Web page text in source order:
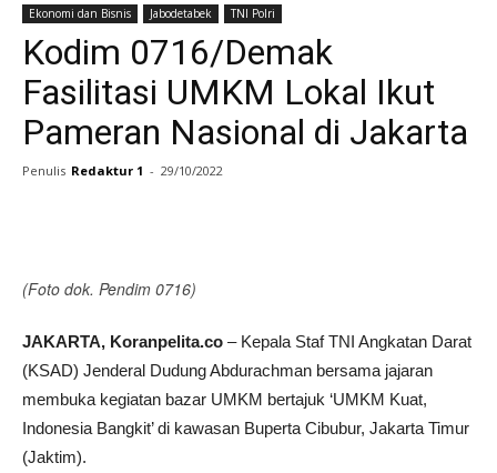
Ekonomi dan Bisnis Jabodetabek TNI Polri
Kodim 0716/Demak
Fasilitasi UMKM Lokal Ikut
Pameran Nasional di Jakarta
Penulis Redaktur 1 - 29/10/2022
(Foto dok. Pendim 0716)
JAKARTA, Koranpelita.co – Kepala Staf TNI Angkatan Darat
(KSAD) Jenderal Dudung Abdurachman bersama jajaran
membuka kegiatan bazar UMKM bertajuk ‘UMKM Kuat,
Indonesia Bangkit’ di kawasan Buperta Cibubur, Jakarta Timur
(Jaktim).